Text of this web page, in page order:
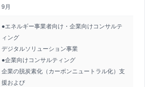
9月
●エネルギー事業者向け・企業向けコンサルテ
ィング
デジタルソリューション事業
●企業向けコンサルティング
企業の脱炭素化（カーボンニュートラル化）支
援および